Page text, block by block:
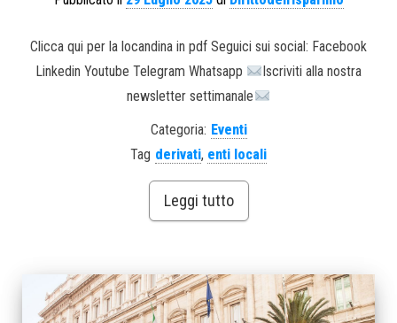
Clicca qui per la locandina in pdf Seguici sui social: Facebook
Linkedin Youtube Telegram Whatsapp
Iscriviti alla nostra
newsletter settimanale
Categoria: Eventi
Tag derivati, enti locali
Leggi tutto